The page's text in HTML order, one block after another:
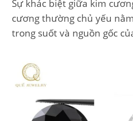
Sự khác biệt giữa kim
cương thường chủ yếu
trong suốt và nguồn gốc